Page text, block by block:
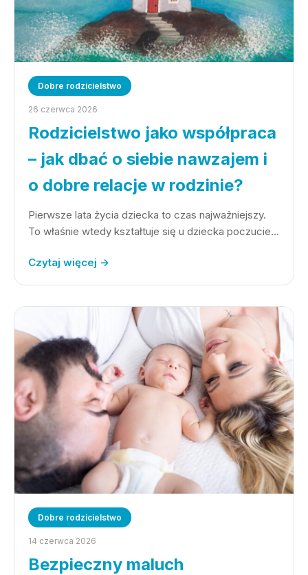
Dobre rodzicielstwo
26 czerwca 2026
Rodzicielstwo jako współpraca
– jak dbać o siebie nawzajem i
o dobre relacje w rodzinie?
Pierwsze lata życia dziecka to czas najważniejszy.
To właśnie wtedy kształtuje się u dziecka poczucie…
Czytaj więcej →
Dobre rodzicielstwo
14 czerwca 2026
Bezpieczny maluch